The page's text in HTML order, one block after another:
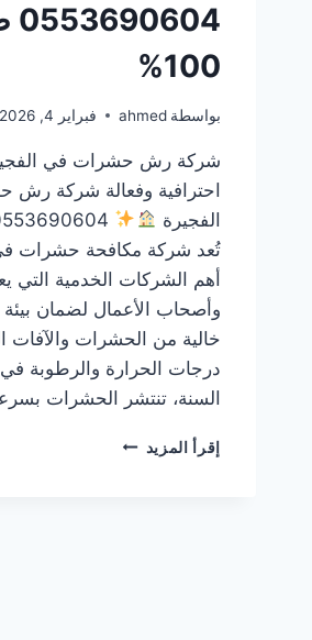
100%
بواسطة ahmed فبراير 4, 2026
شركة رش حشرات في
احترافية وفعالة شركة
الفجيرة
تُعد شركة مكافحة حشرات
أهم الشركات الخدمية التي
وأصحاب الأعمال لضمان
خالية من الحشرات والآفات
درجات الحرارة والرطوبة
السنة، تنتشر الحشرات
إقرأ المزيد شركة